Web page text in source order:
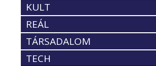
KULT
REÁL
TÁRSADALOM
TECH